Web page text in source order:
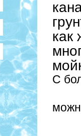
как
С